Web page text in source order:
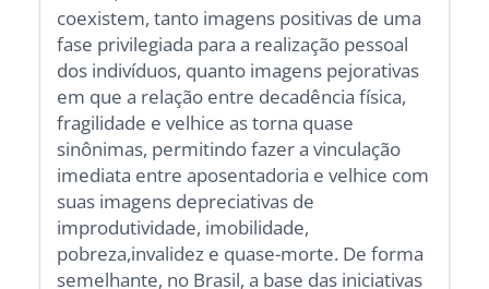
coexistem, tanto imagens positivas de uma
fase privilegiada para a realização pessoal
dos indivíduos, quanto imagens pejorativas
em que a relação entre decadência física,
fragilidade e velhice as torna quase
sinônimas, permitindo fazer a vinculação
imediata entre aposentadoria e velhice com
suas imagens depreciativas de
improdutividade, imobilidade,
pobreza,invalidez e quase-morte. De forma
semelhante, no Brasil, a base das iniciativas